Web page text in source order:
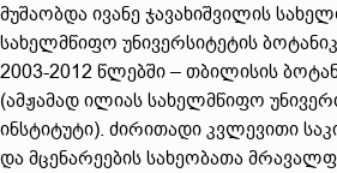
მუშაობდა ივანე ჯავახიშვილის
სახელმწიფო უნივერსიტეტის
2003-2012 წლებში – თბილისის
(ამჟამად ილიას სახელმწიფო
ინსტიტუტი). ძირითადი კვლევითი
და მცენარეების სახეობათა